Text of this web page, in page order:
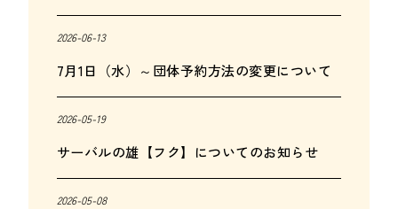
2026-06-13
7月1日（水）～団体予約方法の変更について
2026-05-19
サーバルの雄【フク】についてのお知らせ
2026-05-08